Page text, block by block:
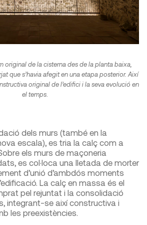
original de la cisterna des de la planta baixa,
que s’havia afegit en una etapa posterior. Així
original de l’edifici i la seva evolució en
el temps
dels murs (també en la
escala), es tria la calç com a
els murs de maçoneria
es col·loca una lletada de morter
d’unió d’ambdós moments
La calç en massa és el
pel rejuntat i la consolidació
integrant-se així constructiva i
les preexistències.